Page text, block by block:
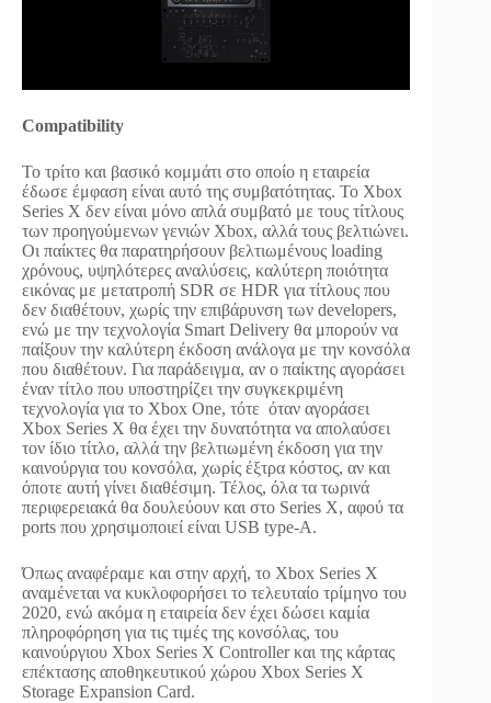
Compatibility
To τρίτο και βασικό κομμάτι στο οποίο η εταιρεία
έδωσε έμφαση είναι αυτό της συμβατότητας. Το Xbox
Series X δεν είναι μόνο απλά συμβατό με τους τίτλους
των προηγούμενων γενιών Xbox, αλλά τους βελτιώνει.
Οι παίκτες θα παρατηρήσουν βελτιωμένους loading
χρόνους, υψηλότερες αναλύσεις, καλύτερη ποιότητα
εικόνας με μετατροπή SDR σε HDR για τίτλους που
δεν διαθέτουν, χωρίς την επιβάρυνση των developers,
ενώ με την τεχνολογία Smart Delivery θα μπορούν να
παίξουν την καλύτερη έκδοση ανάλογα με την κονσόλα
που διαθέτουν. Για παράδειγμα, αν ο παίκτης αγοράσει
έναν τίτλο που υποστηρίζει την συγκεκριμένη
τεχνολογία για το Xbox One, τότε όταν αγοράσει
Xbox Series X θα έχει την δυνατότητα να απολαύσει
τον ίδιο τίτλο, αλλά την βελτιωμένη έκδοση για την
καινούργια του κονσόλα, χωρίς έξτρα κόστος, αν και
όποτε αυτή γίνει διαθέσιμη. Τέλος, όλα τα τωρινά
περιφερειακά θα δουλεύουν και στο Series X, αφού τα
ports που χρησιμοποιεί είναι USB type-A.
Όπως αναφέραμε και στην αρχή, το Xbox Series X
αναμένεται να κυκλοφορήσει το τελευταίο τρίμηνο του
2020, ενώ ακόμα η εταιρεία δεν έχει δώσει καμία
πληροφόρηση για τις τιμές της κονσόλας, του
καινούργιου Xbox Series X Controller και της κάρτας
επέκτασης αποθηκευτικού χώρου Xbox Series X
Storage Expansion Card.